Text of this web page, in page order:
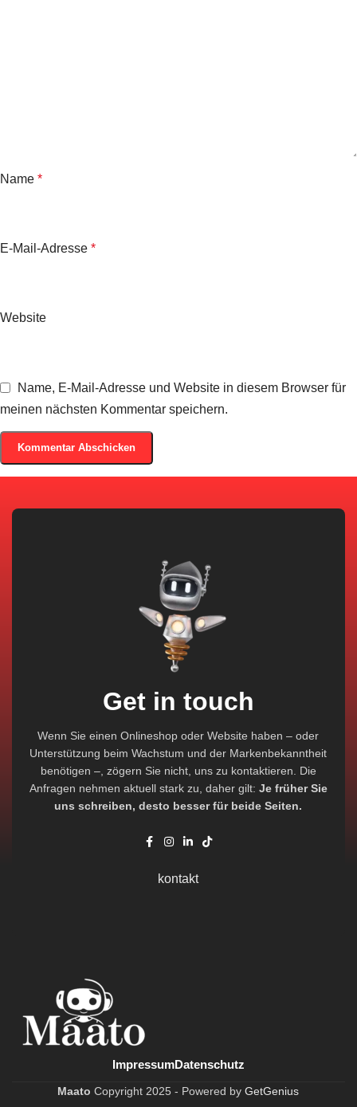
Name *
E-Mail-Adresse *
Website
Name, E-Mail-Adresse und Website in diesem Browser für
meinen nächsten Kommentar speichern.
Get in touch
Wenn Sie einen Onlineshop oder Website haben – oder
Unterstützung beim Wachstum und der Markenbekanntheit
benötigen –, zögern Sie nicht, uns zu kontaktieren. Die
Anfragen nehmen aktuell stark zu, daher gilt: Je früher Sie
uns schreiben, desto besser für beide Seiten.
kontakt
ImpressumDatenschutz
Maato Copyright 2025 - Powered byGetGenius